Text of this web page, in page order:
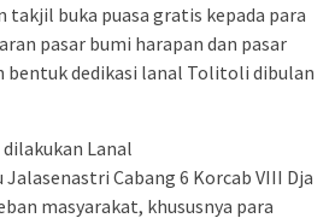
buka puasa gratis kepada para
pasar bumi harapan dan pasar
bentuk dedikasi lanal Tolitoli dibulan
Lanal
Cabang 6 Korcab VIII Dja
masyarakat, khususnya para